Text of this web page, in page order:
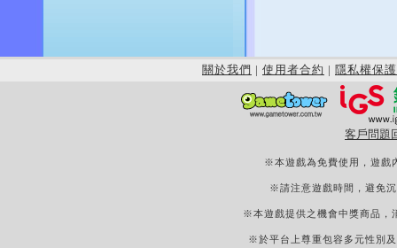
關於我們 | 使用者合約 | 隱私權保護
客戶問題
※本遊戲為免費使用，遊戲
※請注意遊戲時間，避免
※本遊戲提供之機會中獎商品，
※於平台上尊重包容多元性別